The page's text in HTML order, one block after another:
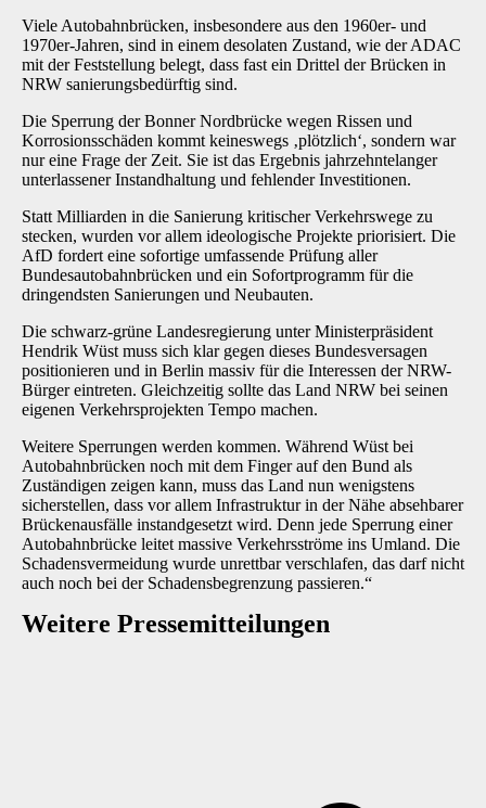
Viele Autobahnbrücken, insbesondere aus den 1960er- und
1970er-Jahren, sind in einem desolaten Zustand, wie der ADAC
mit der Feststellung belegt, dass fast ein Drittel der Brücken in
NRW sanierungsbedürftig sind.
Die Sperrung der Bonner Nordbrücke wegen Rissen und
Korrosionsschäden kommt keineswegs ‚plötzlich‘, sondern war
nur eine Frage der Zeit. Sie ist das Ergebnis jahrzehntelanger
unterlassener Instandhaltung und fehlender Investitionen.
Statt Milliarden in die Sanierung kritischer Verkehrswege zu
stecken, wurden vor allem ideologische Projekte priorisiert. Die
AfD fordert eine sofortige umfassende Prüfung aller
Bundesautobahnbrücken und ein Sofortprogramm für die
dringendsten Sanierungen und Neubauten.
Die schwarz-grüne Landesregierung unter Ministerpräsident
Hendrik Wüst muss sich klar gegen dieses Bundesversagen
positionieren und in Berlin massiv für die Interessen der NRW-
Bürger eintreten. Gleichzeitig sollte das Land NRW bei seinen
eigenen Verkehrsprojekten Tempo machen.
Weitere Sperrungen werden kommen. Während Wüst bei
Autobahnbrücken noch mit dem Finger auf den Bund als
Zuständigen zeigen kann, muss das Land nun wenigstens
sicherstellen, dass vor allem Infrastruktur in der Nähe absehbarer
Brückenausfälle instandgesetzt wird. Denn jede Sperrung einer
Autobahnbrücke leitet massive Verkehrsströme ins Umland. Die
Schadensvermeidung wurde unrettbar verschlafen, das darf nicht
auch noch bei der Schadensbegrenzung passieren.“
Weitere Presse­mitteilungen